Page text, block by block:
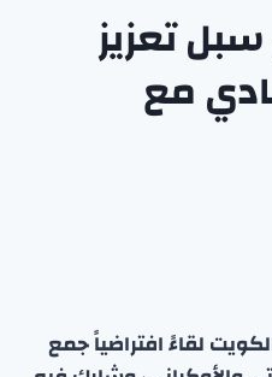
تعزيز
مع
لقاءً افتراضياً جمع